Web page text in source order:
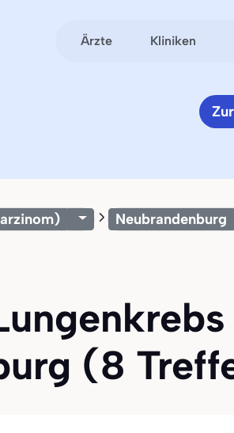
Ärzte Kliniken
Neubrandenburg
(8